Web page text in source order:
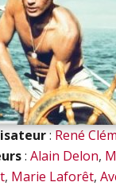
:René
: Alain Delon,
, Marie Laforêt,